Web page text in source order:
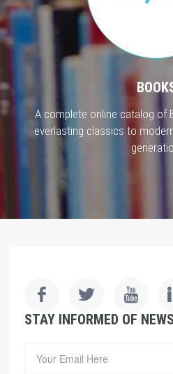
A complete online catalog of
everlasting classics to
STAY INFORMED OF